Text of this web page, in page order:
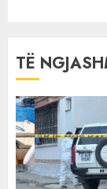
TË